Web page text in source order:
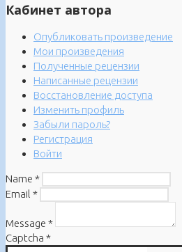
Кабинет автора
Опубликовать произведение
Мои произведения
Полученные рецензии
Написанные рецензии
Восстановление доступа
Изменить профиль
Забыли пароль?
Регистрация
Войти
Name *
Email *
Message *
Captcha *